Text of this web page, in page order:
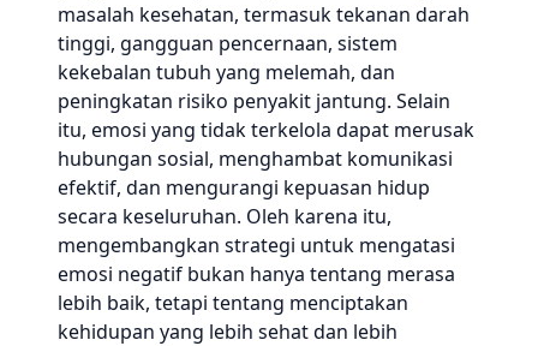
masalah kesehatan, termasuk tekanan darah
tinggi, gangguan pencernaan, sistem
kekebalan tubuh yang melemah, dan
peningkatan risiko penyakit jantung. Selain
itu, emosi yang tidak terkelola dapat merusak
hubungan sosial, menghambat komunikasi
efektif, dan mengurangi kepuasan hidup
secara keseluruhan. Oleh karena itu,
mengembangkan strategi untuk mengatasi
emosi negatif bukan hanya tentang merasa
lebih baik, tetapi tentang menciptakan
kehidupan yang lebih sehat dan lebih